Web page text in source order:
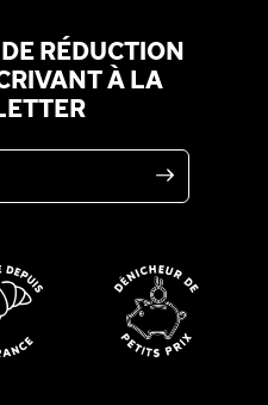
RÉDUCTION
À LA